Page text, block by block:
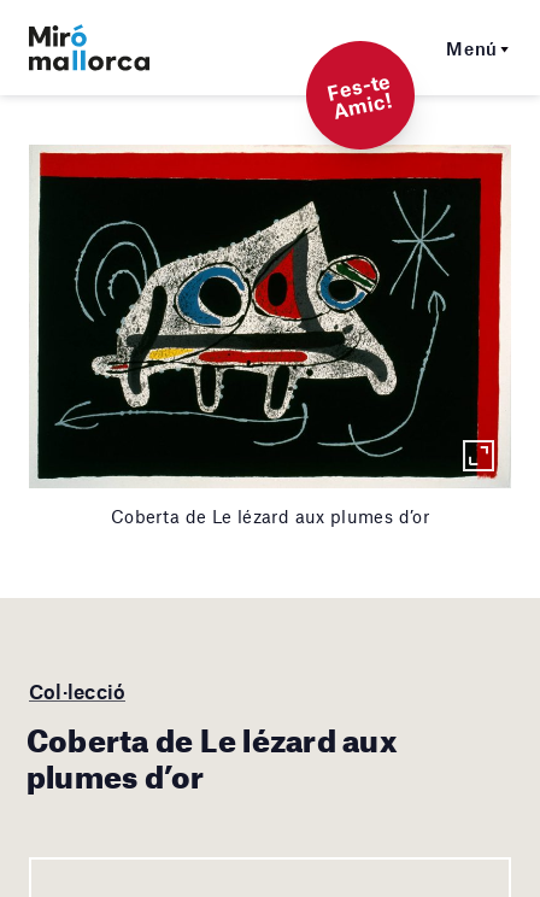
Menú
F
es-t
e
A
mi
c!
Coberta de Le lézard aux plumes d’or
Col·lecció
Coberta de Le lézard aux
plumes d’or